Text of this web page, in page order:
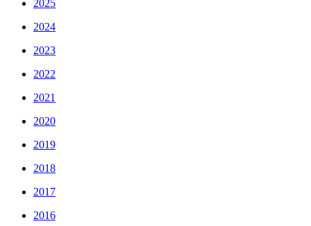
2025
2024
2023
2022
2021
2020
2019
2018
2017
2016